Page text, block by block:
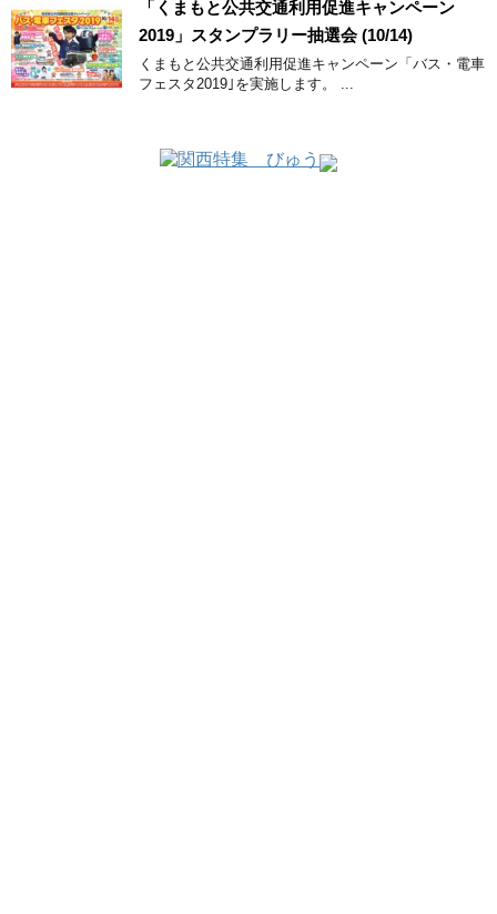
「くまもと公共交通利用促進キャンペーン
2019」スタンプラリー抽選会 (10/14)
くまもと公共交通利用促進キャンペーン「バス・電車
フェスタ2019｣を実施します。 ...